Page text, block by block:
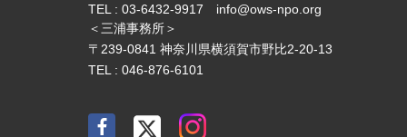
TEL : 03-6432-9917
info@ows-npo.org
＜三浦事務所＞
〒239-0841 神奈川県横須賀市野比2-20-13
TEL : 046-876-6101